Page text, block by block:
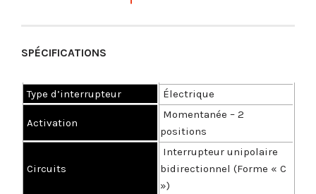
SPÉCIFICATIONS
Type d’interrupteur Électrique
Activation
Momentanée – 2
positions
Circuits
Interrupteur unipolaire
bidirectionnel (Forme « C
»)